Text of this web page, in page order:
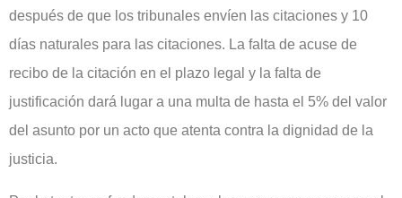
después de que los tribunales envíen las citaciones y 10
días naturales para las citaciones. La falta de acuse de
recibo de la citación en el plazo legal y la falta de
justificación dará lugar a una multa de hasta el 5% del valor
del asunto por un acto que atenta contra la dignidad de la
justicia.